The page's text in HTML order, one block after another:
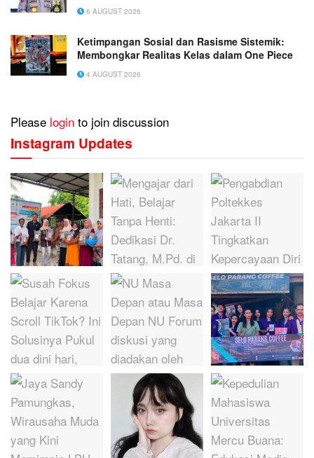
6 AUGUST 2026
Ketimpangan Sosial dan Rasisme Sistemik:
Membongkar Realitas Kelas dalam One Piece
4 AUGUST 2026
Please login to join discussion
Instagram Updates